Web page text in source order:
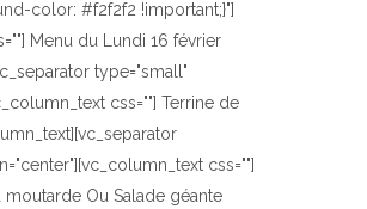
color: #f2f2f2 !important;}"]
Menu du Lundi 16 février
type="small"
css=""] Terrine de
css=""]
Ou Salade géante